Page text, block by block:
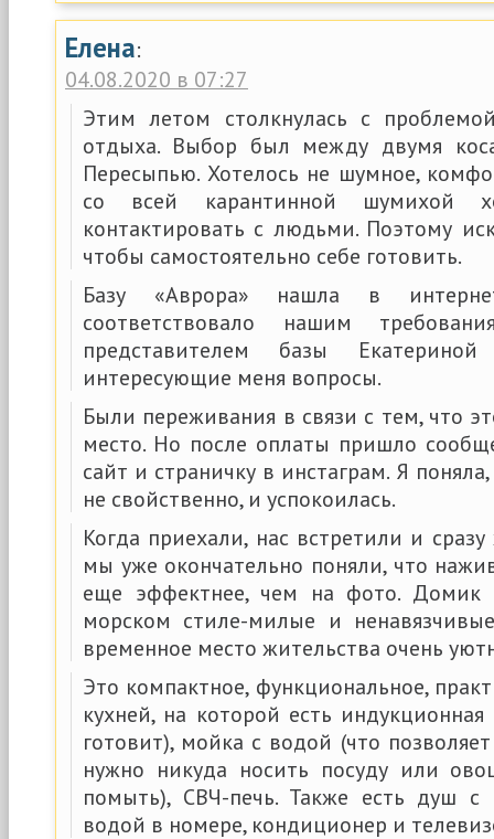
Елена:
04.08.2020 в 07:27
Этим летом столкнулась с
отдыха. Выбор был между двумя
Пересыпью. Хотелось не шумное,
со всей карантинной шумихой
контактировать с людьми. Поэтому
чтобы самостоятельно себе готовить.
Базу «Аврора» нашла в
соответствовало нашим
представителем базы
интересующие меня вопросы.
Были переживания в связи с тем, что
место. Но после оплаты пришло
сайт и страничку в инстаграм. Я
не свойственно, и успокоилась.
Когда приехали, нас встретили и
мы уже окончательно поняли, что
еще эффектнее, чем на фото. Домик
морском стиле-милые и
временное место жительства очень
Это компактное, функциональное,
кухней, на которой есть
готовит), мойка с водой (что
нужно никуда носить посуду или
помыть), СВЧ-печь. Также есть душ с
водой в номере, кондиционер и